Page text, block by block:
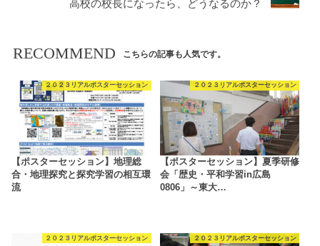
高校の校長になったら、どうなるのか？
RECOMMEND こちらの記事も人気です。
２０２３リアルポスターセッション
【ポスターセッション】地理総
合・地理探究と探究学習の相互環
流
２０２３リアルポスターセッション
【ポスターセッション】夏季研修
会「歴史・平和学習in広島
0806」～東大…
２０２３リアルポスターセッション ２０２３リアルポスターセッション